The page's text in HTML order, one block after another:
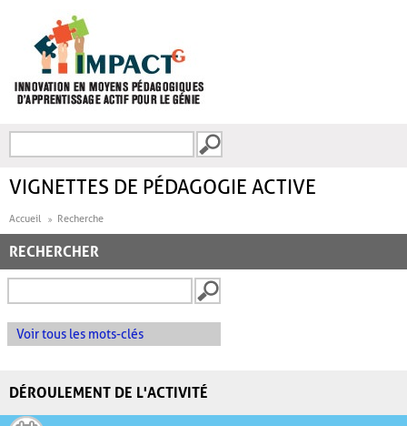
FORMULAIRE DE
VIGNETTES DE PÉDAGOGIE ACTIVE
Accueil Recherche
RECHERCHER
Voir tous les mots-clés
DÉROULEMENT DE L'ACTIVITÉ